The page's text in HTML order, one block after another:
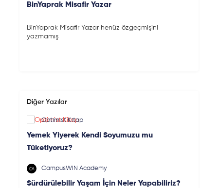
BinYaprak Misafir Yazar
BinYaprak Misafir Yazar henüz özgeçmişini
yazmamış
Diğer Yazılar
Optimist Kitap
Yemek Yiyerek Kendi Soyumuzu mu
Tüketiyoruz?
CampusWIN Academy
Sürdürülebilir Yaşam İçin Neler Yapabiliriz?